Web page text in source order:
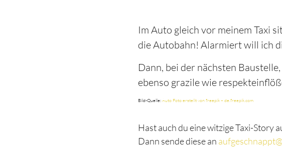
Im Auto gleich vor meinem Taxi
die Autobahn! Alarmiert will ich
Dann, bei der nächsten
ebenso grazile wie
Bild-Quelle:Auto Foto erstellt von freepik – de.freepik.com
Hast auch du eine witzige Taxi-Story
Dann sende diese an